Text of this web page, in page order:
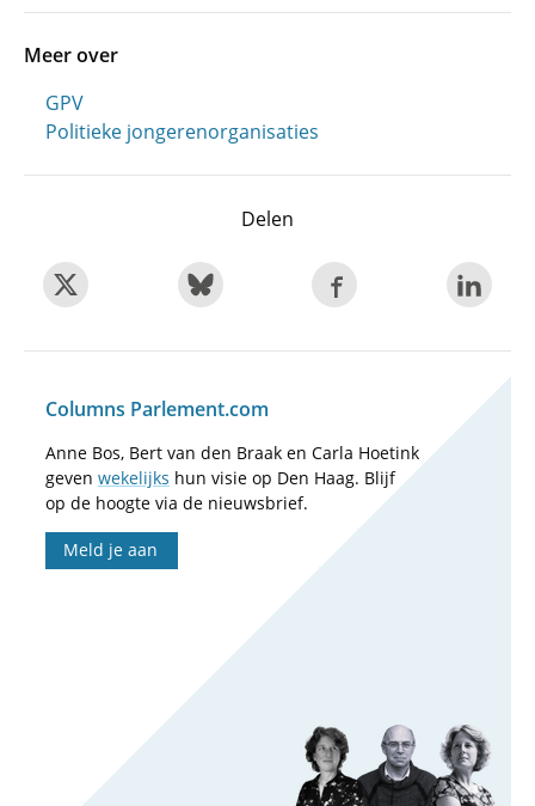
Meer over
GPV
Politieke jongerenorganisaties
Delen
Columns Parlement.com
Anne Bos, Bert van den Braak en Carla Hoetink
geven wekelijks hun visie op Den Haag. Blijf
op de hoogte via de nieuwsbrief.
Meld je aan